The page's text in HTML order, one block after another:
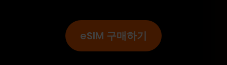
eSIM 구매하기